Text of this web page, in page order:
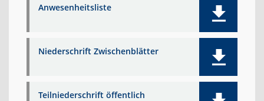
Anwesenheitsliste
Niederschrift Zwischenblätter
Teilniederschrift öffentlich